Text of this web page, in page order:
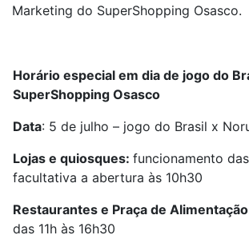
Marketing do SuperShopping Osasco.
Horário especial em dia de jogo do
SuperShopping Osasco
Data: 5 de julho – jogo do Brasil x
Lojas e quiosques: funcionamento
facultativa a abertura às 10h30
Restaurantes e Praça de
das 11h às 16h30